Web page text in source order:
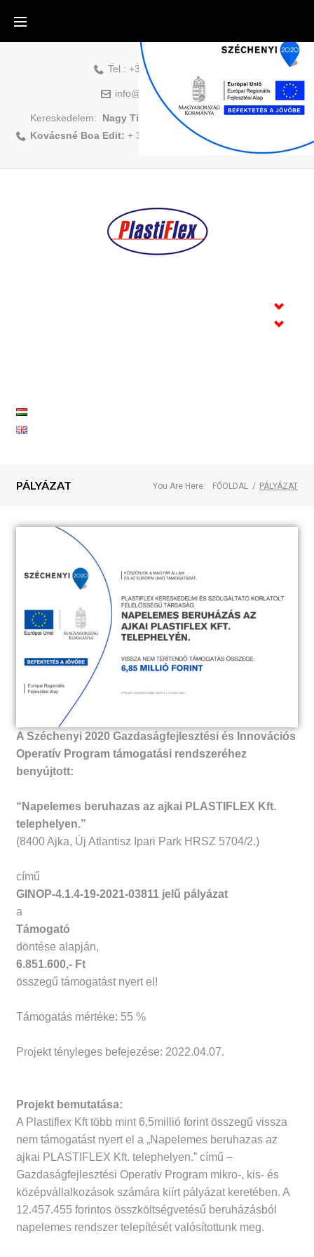
Tel.: +36-88-500-831
info@plastiflex.hu
Kereskedelem: Nagy Tibor: + 36 70/408 1418|
Kovácsné Boa Edit: + 36 70/883 6479
PÁLYÁZAT You Are Here: FŐOLDAL / PÁLYÁZAT
​A Széchenyi 2020 Gazdaságfejlesztési és Innovációs
Operatív Program támogatási rendszeréhez
benyújtott:
“Napelemes beruhazas az ajkai PLASTIFLEX Kft.
telephelyen.”
(8400 Ajka, Új Atlantisz Ipari Park HRSZ 5704/2.)
című
GINOP-4.1.4-19-2021-03811 jelű pályázat
a
Támogató
döntése alapján,
6.851.600,- Ft
összegű támogatást nyert el!
Támogatás mértéke: 55 %
Projekt tényleges befejezése: 2022.04.07.
Projekt bemutatása:
A Plastiflex Kft több mint 6,5millió forint összegű vissza
nem támogatást nyert el a „Napelemes beruhazas az
ajkai PLASTIFLEX Kft. telephelyen.” című –
Gazdaságfejlesztési Operatív Program mikro-, kis- és
középvállalkozások számára kiírt pályázat keretében. A
12.457.455 forintos összköltségvetésű beruházásból
napelemes rendszer telepítését valósítottunk meg.